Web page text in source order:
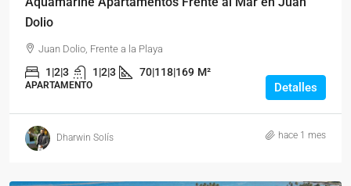
Dolio
Juan Dolio, Frente a la Playa
1|2|3 1|2|3 70|118|169 M²
APARTAMENTO Detalles
Dharwin Solís hace 1 mes